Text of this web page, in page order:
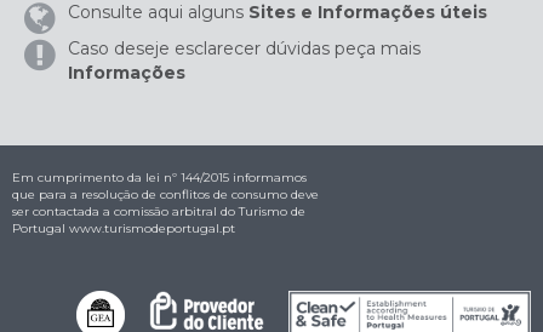
Consulte aqui alguns Sites e Informações úteis
Caso deseje esclarecer dúvidas peça mais
Informações
Em cumprimento da lei nº 144/2015 informamos
que para a resolução de conflitos de consumo deve
ser contactada a comissão arbitral do Turismo de
Portugal www.turismodeportugal.pt